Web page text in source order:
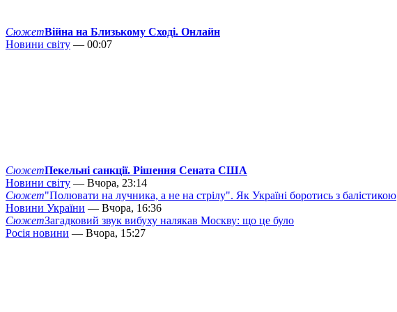
СюжетВійна на Близькому Сході. Онлайн
Новини світу — 00:07
СюжетПекельні санкції. Рішення Сената США
Новини світу — Вчора, 23:14
Сюжет"Полювати на лучника, а не на стрілу". Як Україні боротись з балістикою
Новини України — Вчора, 16:36
СюжетЗагадковий звук вибуху налякав Москву: що це було
Росія новини — Вчора, 15:27